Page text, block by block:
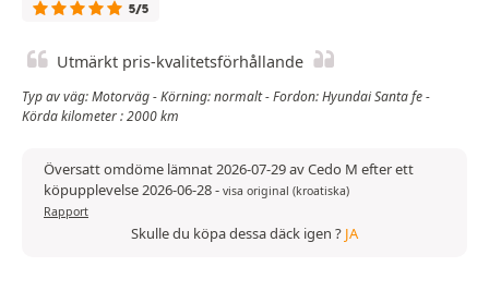
5/5
Utmärkt pris-kvalitetsförhållande
Typ av väg: Motorväg - Körning: normalt - Fordon: Hyundai Santa fe -
Körda kilometer : 2000 km
Översatt omdöme lämnat 2026-07-29 av Cedo M efter ett
köpupplevelse 2026-06-28- visa original (kroatiska)
Rapport
Skulle du köpa dessa däck igen ? JA